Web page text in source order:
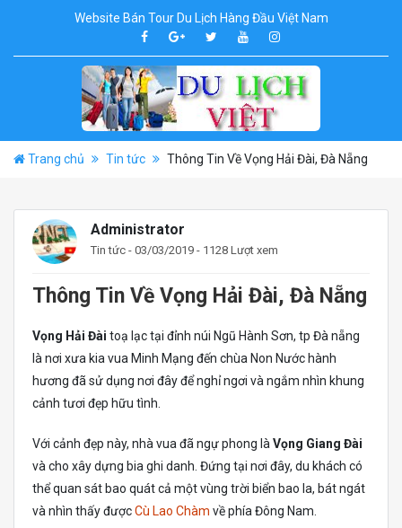
Website Bán Tour Du Lịch Hàng Đầu Việt Nam
Trang chủ Tin tức Thông Tin Về Vọng Hải Đài, Đà Nẵng
Administrator
Tin tức - 03/03/2019 - 1128 Lượt xem
Thông Tin Về Vọng Hải Đài, Đà Nẵng
Vọng Hải Đài toạ lạc tại đỉnh núi Ngũ Hành Sơn, tp Đà nẵng
là nơi xưa kia vua Minh Mạng đến chùa Non Nước hành
hương đã sử dụng nơi đây để nghỉ ngơi và ngắm nhìn khung
cảnh tươi đẹp hữu tình.
Với cảnh đẹp này, nhà vua đã ngự phong là Vọng Giang Đài
và cho xây dựng bia ghi danh. Đứng tại nơi đây, du khách có
thể quan sát bao quát cả một vùng trời biển bao la, bát ngát
và nhìn thấy đượcCù Lao Chàm về phía Đông Nam.